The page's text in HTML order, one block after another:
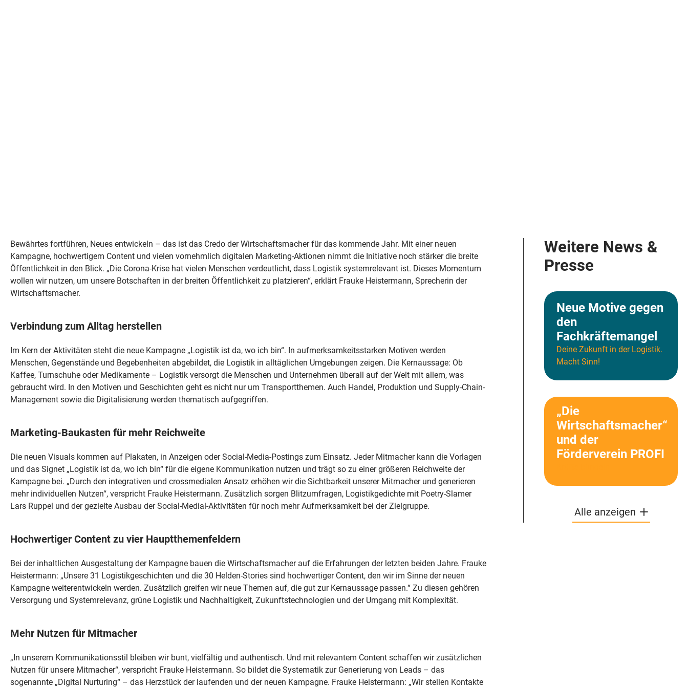
Bewährtes fortführen, Neues entwickeln – das ist das Credo der Wirtschaftsmacher für das kommende Jahr. Mit einer neuen
Kampagne, hochwertigem Content und vielen vornehmlich digitalen Marketing-Aktionen nimmt die Initiative noch stärker die breite
Öffentlichkeit in den Blick. „Die Corona-Krise hat vielen Menschen verdeutlicht, dass Logistik systemrelevant ist. Dieses Momentum
wollen wir nutzen, um unsere Botschaften in der breiten Öffentlichkeit zu platzieren“, erklärt Frauke Heistermann, Sprecherin der
Wirtschaftsmacher.
Verbindung zum Alltag herstellen
Im Kern der Aktivitäten steht die neue Kampagne „Logistik ist da, wo ich bin“. In aufmerksamkeitsstarken Motiven werden
Menschen, Gegenstände und Begebenheiten abgebildet, die Logistik in alltäglichen Umgebungen zeigen. Die Kernaussage: Ob
Kaffee, Turnschuhe oder Medikamente – Logistik versorgt die Menschen und Unternehmen überall auf der Welt mit allem, was
gebraucht wird. In den Motiven und Geschichten geht es nicht nur um Transportthemen. Auch Handel, Produktion und Supply-Chain-
Management sowie die Digitalisierung werden thematisch aufgegriffen.
Marketing-Baukasten für mehr Reichweite
Die neuen Visuals kommen auf Plakaten, in Anzeigen oder Social-Media-Postings zum Einsatz. Jeder Mitmacher kann die Vorlagen
und das Signet „Logistik ist da, wo ich bin“ für die eigene Kommunikation nutzen und trägt so zu einer größeren Reichweite der
Kampagne bei. „Durch den integrativen und crossmedialen Ansatz erhöhen wir die Sichtbarkeit unserer Mitmacher und generieren
mehr individuellen Nutzen“, verspricht Frauke Heistermann. Zusätzlich sorgen Blitzumfragen, Logistikgedichte mit Poetry-Slamer
Lars Ruppel und der gezielte Ausbau der Social-Medial-Aktivitäten für noch mehr Aufmerksamkeit bei der Zielgruppe.
Hochwertiger Content zu vier Hauptthemenfeldern
Bei der inhaltlichen Ausgestaltung der Kampagne bauen die Wirtschaftsmacher auf die Erfahrungen der letzten beiden Jahre. Frauke
Heistermann: „Unsere 31 Logistikgeschichten und die 30 Helden-Stories sind hochwertiger Content, den wir im Sinne der neuen
Kampagne weiterentwickeln werden. Zusätzlich greifen wir neue Themen auf, die gut zur Kernaussage passen.“ Zu diesen gehören
Versorgung und Systemrelevanz, grüne Logistik und Nachhaltigkeit, Zukunftstechnologien und der Umgang mit Komplexität.
Mehr Nutzen für Mitmacher
„In unserem Kommunikationsstil bleiben wir bunt, vielfältig und authentisch. Und mit relevantem Content schaffen wir zusätzlichen
Nutzen für unsere Mitmacher“, verspricht Frauke Heistermann. So bildet die Systematik zur Generierung von Leads – das
sogenannte „Digital Nurturing“ – das Herzstück der laufenden und der neuen Kampagne. Frauke Heistermann: „Wir stellen Kontakte
Weitere News &
Presse
Neue Motive gegen
den
Fachkräftemangel
Deine Zukunft in der Logistik.
Macht Sinn!
„Die
Wirtschaftsmacher“
und der
Förderverein PROFI
Alle anzeigen